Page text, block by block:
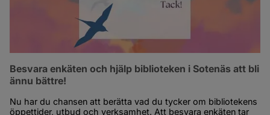
Besvara enkäten och hjälp biblioteken i Sotenäs att bli
ännu bättre!
Nu har du chansen att berätta vad du tycker om bibliotekens
öppettider, utbud och verksamhet. Att besvara enkäten tar